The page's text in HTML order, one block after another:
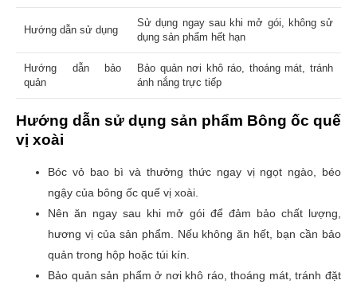
Hướng dẫn sử dụng
Sử dụng ngay sau khi mở gói, không sử
dụng sản phẩm hết hạn
Hướng dẫn bảo
quản
Bảo quản nơi khô ráo, thoáng mát, tránh
ánh nắng trực tiếp
Hướng dẫn sử dụng sản phẩm Bông ốc quế
vị xoài
Bóc vỏ bao bì và thưởng thức ngay vị ngọt ngào, béo
ngậy của bông ốc quế vị xoài.
Nên ăn ngay sau khi mở gói để đảm bảo chất lượng,
hương vị của sản phẩm. Nếu không ăn hết, bạn cần bảo
quản trong hộp hoặc túi kín.
Bảo quản sản phẩm ở nơi khô ráo, thoáng mát, tránh đặt